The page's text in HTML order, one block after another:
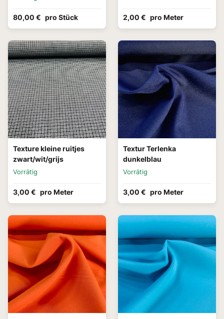
80,00 € pro Stück 2,00 € pro Meter
Texture kleine ruitjes
zwart/wit/grijs
Vorrätig
3,00 € pro Meter
Textur Terlenka
dunkelblau
Vorrätig
3,00 € pro Meter